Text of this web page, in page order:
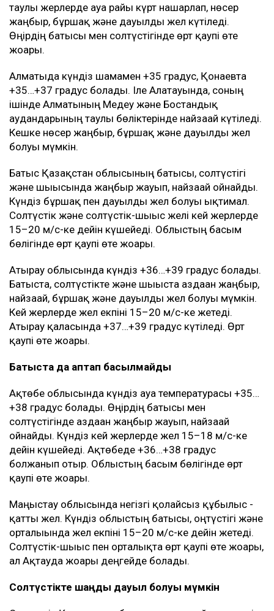
таулы жерлерде ауа райы күрт нашарлап, нөсер
жаңбыр, бұршақ және дауылды жел күтіледі.
Өңірдің батысы мен солтүстігінде өрт қаупі өте
жоғары.
Алматыда күндіз шамамен +35 градус, Қонаевта
+35…+37 градус болады. Іле Алатауында, соның
ішінде Алматының Медеу және Бостандық
аудандарының таулы бөліктерінде найзағай күтіледі.
Кешке нөсер жаңбыр, бұршақ және дауылды жел
болуы мүмкін.
Батыс Қазақстан облысының батысы, солтүстігі
және шығысында жаңбыр жауып, найзағай ойнайды.
Күндіз бұршақ пен дауылды жел болуы ықтимал.
Солтүстік және солтүстік-шығыс желі кей жерлерде
15–20 м/с-ке дейін күшейеді. Облыстың басым
бөлігінде өрт қаупі өте жоғары.
Атырау облысында күндіз +36…+39 градус болады.
Батыста, солтүстікте және шығыста аздаған жаңбыр,
найзағай, бұршақ және дауылды жел болуы мүмкін.
Кей жерлерде жел екпіні 15–20 м/с-ке жетеді.
Атырау қаласында +37…+39 градус күтіледі. Өрт
қаупі өте жоғары.
Батыста да аптап басылмайды
Ақтөбе облысында күндіз ауа температурасы +35…
+38 градус болады. Өңірдің батысы мен
солтүстігінде аздаған жаңбыр жауып, найзағай
ойнайды. Күндіз кей жерлерде жел 15–18 м/с-ке
дейін күшейеді. Ақтөбеде +36…+38 градус
болжанып отыр. Облыстың басым бөлігінде өрт
қаупі өте жоғары.
Маңғыстау облысында негізгі қолайсыз құбылыс -
қатты жел. Күндіз облыстың батысы, оңтүстігі және
орталығында жел екпіні 15–20 м/с-ке дейін жетеді.
Солтүстік-шығыс пен орталықта өрт қаупі өте жоғары,
ал Ақтауда жоғары деңгейде болады.
Солтүстікте шаңды дауыл болуы мүмкін